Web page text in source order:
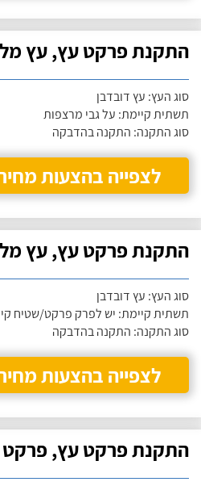
התקנת פרקט עץ, עץ
סוג העץ: עץ דובדבן
תשתית קיימת: על גבי מרצפות
סוג התקנה: התקנה בהדבקה
לצפייה בהצעות
התקנת פרקט עץ, עץ
סוג העץ: עץ דובדבן
תשתית קיימת: יש לפרק פרקט/שטיח
סוג התקנה: התקנה בהדבקה
לצפייה בהצעות
התקנת פרקט עץ, פרקט